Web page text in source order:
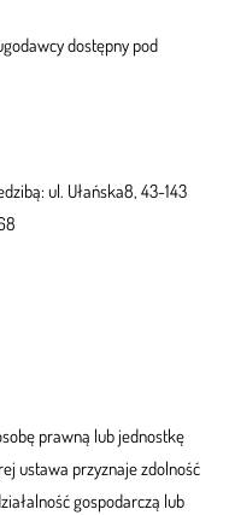
dostępny pod
ul. Ułańska8, 43-143
prawną lub jednostkę
ustawa przyznaje zdolność
gospodarczą lub